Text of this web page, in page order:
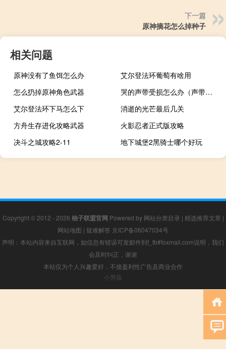
下一篇
原神摘花怎么掉种子
相关问题
原神没有了鱼饵怎么办
艾尔登法环葡萄有啥用
怎么扔掉原神角色武器
哭的声带受损怎么办（声带受损怎么办）
艾尔登法环下马怎么下
消逝的光芒最后几关
方舟生存进化攻略武器
火影忍者正式版攻略
决斗之城攻略2-11
地下城堡2黑骑士哪个好玩
Copyright © 2012 - 2026 柚子联盟官网 Powered by 网站分类目录 | 精选推荐文章 |
网站地图 | 疑难解答 京ICP备06047034号
声明：本站内容来自互联网，如信息有错误可发邮件到f_fb#foxmail.com说明，我们
会及时纠正，谢谢
本站仅为个人兴趣爱好，不接盈利性广告及商业合作
小男孩